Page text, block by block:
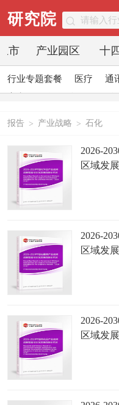
研究院
市 产业园区 十
行业专题套餐 医疗 通
报告 > 产业战略 > 石化
2026-
区域发
2026-
区域发
2026-
区域发